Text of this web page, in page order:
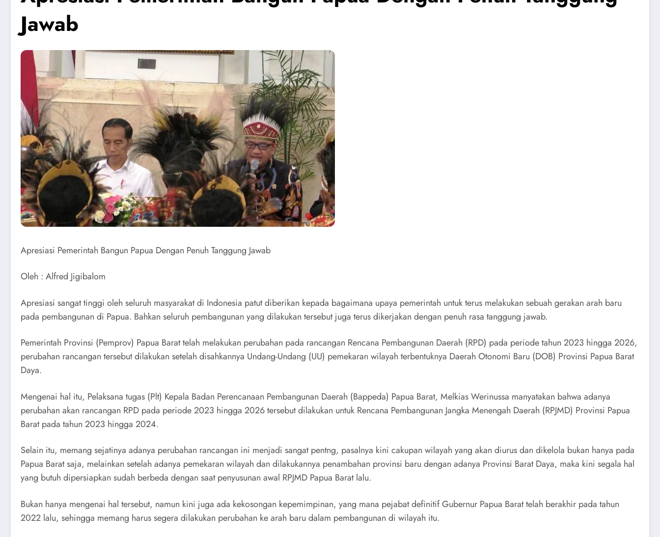
Jawab
Apresiasi Pemerintah Bangun Papua Dengan Penuh Tanggung Jawab
Oleh : Alfred Jigibalom
Apresiasi sangat tinggi oleh seluruh masyarakat di Indonesia patut diberikan kepada bagaimana upaya pemerintah untuk terus melakukan sebuah gerakan arah baru
pada pembangunan di Papua. Bahkan seluruh pembangunan yang dilakukan tersebut juga terus dikerjakan dengan penuh rasa tanggung jawab.
Pemerintah Provinsi (Pemprov) Papua Barat telah melakukan perubahan pada rancangan Rencana Pembangunan Daerah (RPD) pada periode tahun 2023 hingga 2026,
perubahan rancangan tersebut dilakukan setelah disahkannya Undang-Undang (UU) pemekaran wilayah terbentuknya Daerah Otonomi Baru (DOB) Provinsi Papua Barat
Daya.
Mengenai hal itu, Pelaksana tugas (Plt) Kepala Badan Perencanaan Pembangunan Daerah (Bappeda) Papua Barat, Melkias Werinussa manyatakan bahwa adanya
perubahan akan rancangan RPD pada periode 2023 hingga 2026 tersebut dilakukan untuk Rencana Pembangunan Jangka Menengah Daerah (RPJMD) Provinsi Papua
Barat pada tahun 2023 hingga 2024.
Selain itu, memang sejatinya adanya perubahan rancangan ini menjadi sangat pentng, pasalnya kini cakupan wilayah yang akan diurus dan dikelola bukan hanya pada
Papua Barat saja, melainkan setelah adanya pemekaran wilayah dan dilakukannya penambahan provinsi baru dengan adanya Provinsi Barat Daya, maka kini segala hal
yang butuh dipersiapkan sudah berbeda dengan saat penyusunan awal RPJMD Papua Barat lalu.
Bukan hanya mengenai hal tersebut, namun kini juga ada kekosongan kepemimpinan, yang mana pejabat definitif Gubernur Papua Barat telah berakhir pada tahun
2022 lalu, sehingga memang harus segera dilakukan perubahan ke arah baru dalam pembangunan di wilayah itu.